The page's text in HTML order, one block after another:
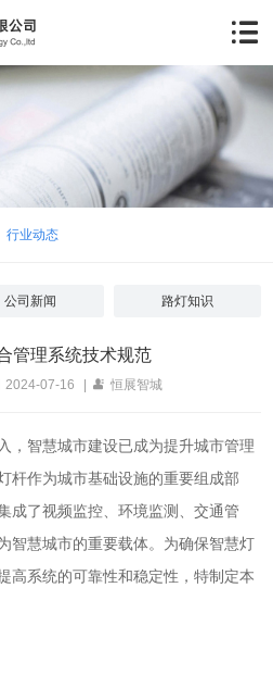
行业动态
公司新闻 路灯知识
管理系统技术规范
2024-07-16 恒展智城
，智慧城市建设已成为提升城市管理
杆作为城市基础设施的重要组成部
成了视频监控、环境监测、交通管
智慧城市的重要载体。为确保智慧灯
高系统的可靠性和稳定性，特制定本